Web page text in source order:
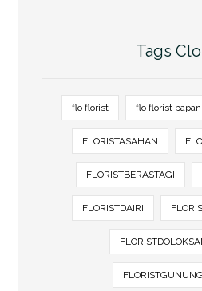
Tags
flo florist flo florist
FLORISTASAHAN
FLORISTBERASTAGI
FLORISTDAIRI